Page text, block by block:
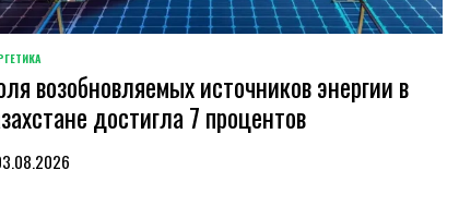
возобновляемых источников энергии в
достигла 7 процентов